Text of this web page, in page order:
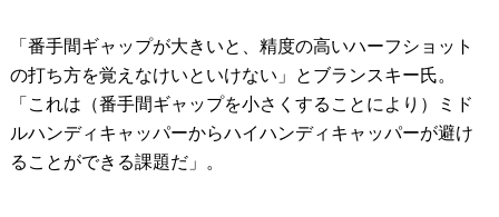
「番手間ギャップが大きいと、精度の高いハーフショット
の打ち方を覚えなけいといけない」とブランスキー氏。
「これは（番手間ギャップを小さくすることにより）ミド
ルハンディキャッパーからハイハンディキャッパーが避け
ることができる課題だ」。